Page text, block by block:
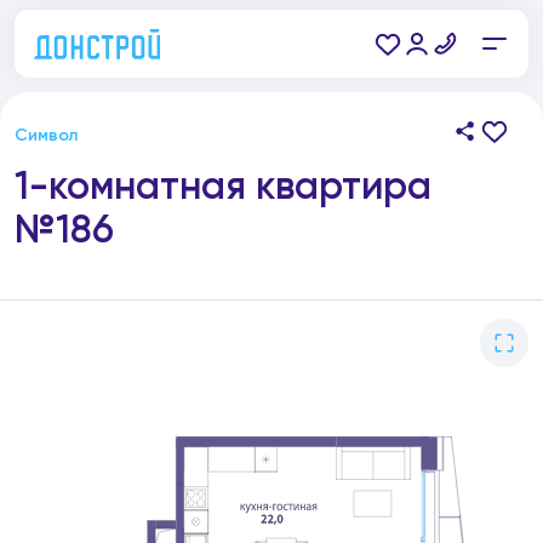
Символ
1-комнатная квартира
№186